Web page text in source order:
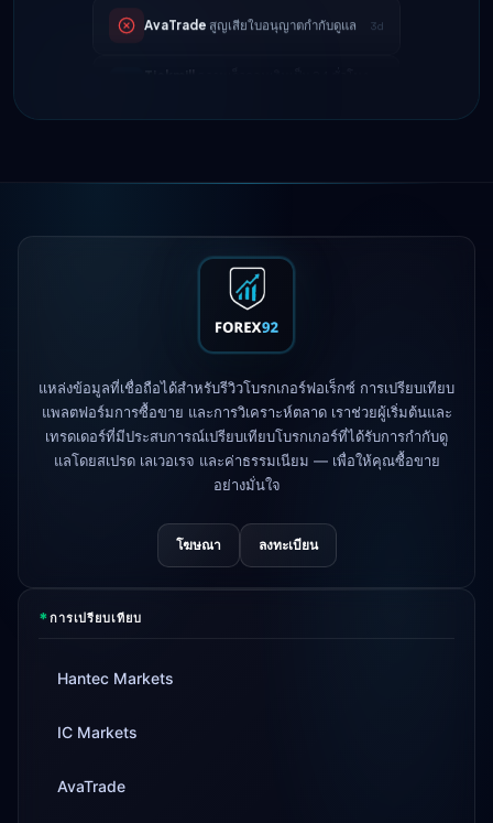
Tickmillความเร็วถอนเงินเป็น 24 ชั่วโมง
4d
FP Markets— บัญชีใหม่ไม่มีค่า
สูญเสียใบอนุญาตกำกับดูแล
Tickmill
ความเร็วถอนเงินเป็น 24 ชั่วโมง
แล้ว
4d
แหล่งข้อมูลที่เชื่อถือได้สำหรับรีวิวโบรกเกอร์ฟอเร็กซ์ การเปรียบเทียบ
แพลตฟอร์มการซื้อขาย และการวิเคราะห์ตลาด เราช่วยผู้เริ่มต้นและ
เทรดเดอร์ที่มีประสบการณ์เปรียบเทียบโบรกเกอร์ที่ได้รับการกำกับดู
แลโดยสเปรด เลเวอเรจ และค่าธรรมเนียม — เพื่อให้คุณซื้อขาย
อย่างมั่นใจ
โฆษณา ลงทะเบียน
*การเปรียบเทียบ
Hantec Markets
IC Markets
AvaTrade